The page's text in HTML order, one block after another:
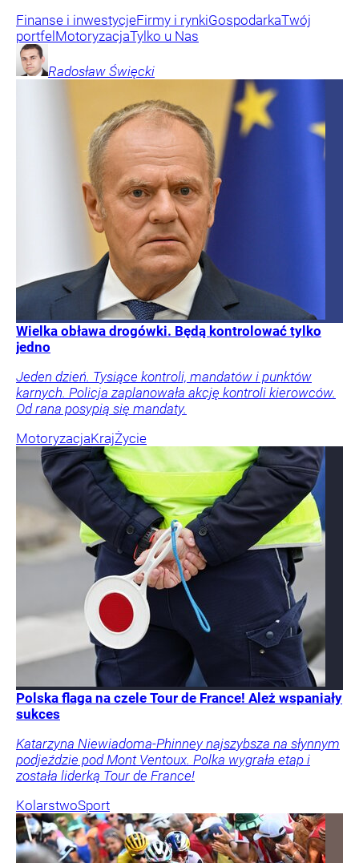
Finanse i inwestycjeFirmy i rynkiGospodarkaTwój
portfel MotoryzacjaTylko u Nas
Radosław Święcki
Wielka obława drogówki. Będą kontrolować tylko
jedno
Jeden dzień. Tysiące kontroli, mandatów i punktów
karnych. Policja zaplanowała akcję kontroli kierowców.
Od rana posypią się mandaty.
MotoryzacjaKrajŻycie
Polska flaga na czele Tour de France! Ależ wspaniały
sukces
Katarzyna Niewiadoma-Phinney najszybsza na słynnym
podjeździe pod Mont Ventoux. Polka wygrała etap i
została liderką Tour de France!
KolarstwoSport